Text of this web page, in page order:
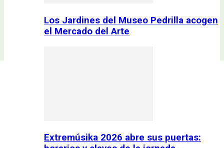
Los Jardines del Museo Pedrilla acogen
el Mercado del Arte
Extremúsika 2026 abre sus puertas: